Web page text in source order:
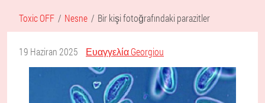
Toxic OFF Nesne Bir kişi fotoğrafındaki parazitler
19 Haziran 2025 Ευαγγελία Georgiou